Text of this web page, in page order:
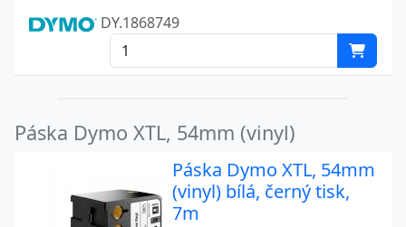
DY.1868749
Páska Dymo XTL, 54mm (vinyl)
Páska Dymo XTL, 54mm
(vinyl) bílá, černý tisk,
7m